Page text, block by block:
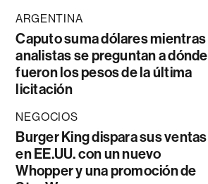
ARGENTINA
Caputo suma dólares mientras
analistas se preguntan a dónde
fueron los pesos de la última
licitación
NEGOCIOS
Burger King dispara sus ventas
en EE.UU. con un nuevo
Whopper y una promoción de